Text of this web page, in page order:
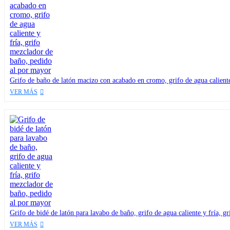
Grifo de baño de latón macizo con acabado en cromo, grifo de agua
VER MÁS
Grifo de bidé de latón para lavabo de baño, grifo de agua caliente y fría,
VER MÁS